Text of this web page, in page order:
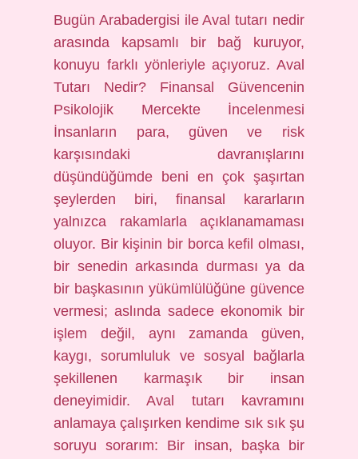
Bugün Arabadergisi ile Aval tutarı nedir
arasında kapsamlı bir bağ kuruyor,
konuyu farklı yönleriyle açıyoruz. Aval
Tutarı Nedir? Finansal Güvencenin
Psikolojik Mercekte İncelenmesi
İnsanların para, güven ve risk
karşısındaki davranışlarını
düşündüğümde beni en çok şaşırtan
şeylerden biri, finansal kararların
yalnızca rakamlarla açıklanamaması
oluyor. Bir kişinin bir borca kefil olması,
bir senedin arkasında durması ya da
bir başkasının yükümlülüğüne güvence
vermesi; aslında sadece ekonomik bir
işlem değil, aynı zamanda güven,
kaygı, sorumluluk ve sosyal bağlarla
şekillenen karmaşık bir insan
deneyimidir. Aval tutarı kavramını
anlamaya çalışırken kendime sık sık şu
soruyu sorarım: Bir insan, başka bir